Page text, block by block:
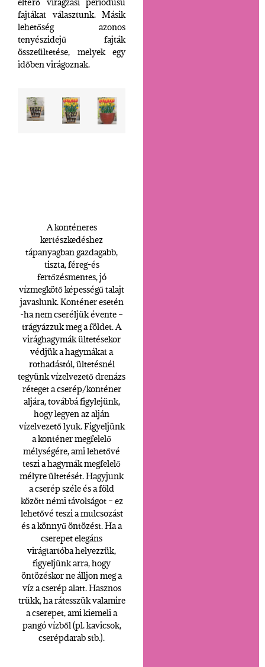
fajtákat választunk. Másik
lehetőség azonos
tenyészidejű fajták
összeültetése, melyek egy
időben virágoznak.
A konténeres
kertészkedéshez
tápanyagban gazdagabb,
tiszta, féreg-és
fertőzésmentes, jó
vízmegkötő képességű talajt
javaslunk. Konténer esetén
-ha nem cseréljük évente –
trágyázzuk meg a földet. A
virághagymák ültetésekor
védjük a hagymákat a
rothadástól, ültetésnél
tegyünk vízelvezető drenázs
réteget a cserép/konténer
aljára, továbbá figylejünk,
hogy legyen az alján
vízelvezető lyuk. Figyeljünk
a konténer megfelelő
mélységére, ami lehetővé
teszi a hagymák megfelelő
mélyre ültetését. Hagyjunk
a cserép széle és a föld
között némi távolságot – ez
lehetővé teszi a mulcsozást
és a könnyű öntözést. Ha a
cserepet elegáns
virágtartóba helyezzük,
figyeljünk arra, hogy
öntözéskor ne álljon meg a
víz a cserép alatt. Hasznos
trükk, ha rátesszük valamire
a cserepet, ami kiemeli a
pangó vízből (pl. kavicsok,
cserépdarab stb.).